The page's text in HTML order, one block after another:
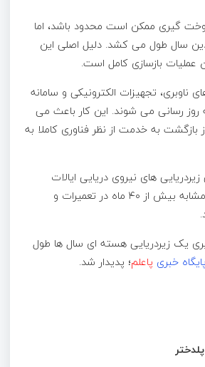
گیری ممکن است محدود باشد، اما
سال طول می کشد. دلیل اصلی این
عملیات بازسازی کامل است.
ناوبری، تجهیزات الکترونیکی و سامانه
روز رسانی می شوند. این کار باعث می
به خدمت از نظر فناوری کاملا به
های نیروی دریایی ایالات
متحده در فرایندهای مشابه بیش از ۴۰ ماه در تعمیرات و
یک زیردریایی هسته ای سال ها طول
پایگاه خبری پاعلم؛ پدیدار شد.